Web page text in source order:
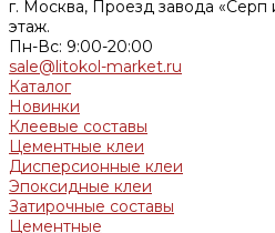
г. Москва, Проезд завода «Серп
этаж.
Пн-Вс: 9:00-20:00
sale@litokol-market.ru
Каталог
Новинки
Клеевые составы
Цементные клеи
Дисперсионные клеи
Эпоксидные клеи
Затирочные составы
Цементные